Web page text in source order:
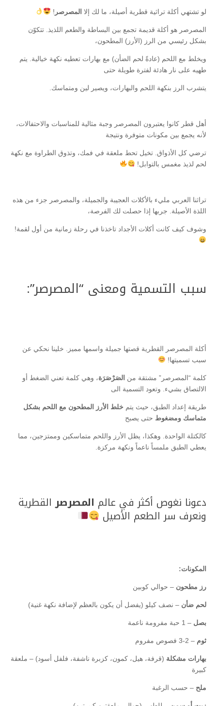
لو تشتهي أكلة تراثية قطرية أصيلة، ما لك إلا المصرصر !
المصرصر هو أكلة قديمة تجمع بين البساطة والطعم اللذيذ. تتكوّن
بشكل رئيسي من الرز (الأرز) المطحون،
ويخلط مع اللحم (عادةً لحم الضأن) مع بهارات تعطيه نكهة خيالية. يتم
طهيه على نار هادئة لفترة طويلة حتى
يتشرب الرز بنكهة اللحم والبهارات، ويصير لين ومتماسك.
أهل قطر كانوا يعتبرون المصرصر وجبة مثالية للمناسبات والاحتفالات،
لأنه يجمع بين مكونات متوفرة ونتيجة
ترضي كل الأذواق. تخيل تحط ملعقة في فمك، وتذوق الطراوة مع نكهة
لحم لذيذ مغمس بالتوابل!
تراثنا العربي مليء بالأكلات العجيبة والجميلة، والمصرصر جزء من هذه
اللذة الأصيلة. جربها إذا حصلت لك الفرصة،
وشوف كيف كانت أكلات الأجداد تاخذنا في رحلة زمانية من أول لقمة!
سبب التسمية ومعنى “المصرصر”:
أكلة المصرصر القطرية قصتها جميلة واسمها مميز. خلينا نحكي عن
سبب تسميتها!
كلمة “المصرصر” مشتقة من الصَرْصَرَة، وهي كلمة تعني الضغط أو
الالتصاق بشيء. وتعود التسمية الى
طريقة إعداد الطبق، حيث يتم خلط الأرز المطحون مع اللحم بشكل
متماسك ومضغوط حتى يصبح
كالكتلة الواحدة. وهكذا، يظل الأرز واللحم متماسكين وممتزجين، مما
يعطي الطبق ملمساً ناعماً ونكهة مركزة.
دعونا نغوص أكثر في عالم المصرصر القطرية
ونعرف سر الطعم الأصيل
المكونات:
رز مطحون – حوالي كوبين
لحم ضأن – نصف كيلو (يفضل أن يكون بالعظم لإضافة نكهة غنية)
بصل – 1 حبة مفرومة ناعمة
ثوم – 2-3 فصوص مفروم
بهارات مشكلة (قرفة، هيل، كمون، كزبرة ناشفة، فلفل أسود) – ملعقة
كبيرة
ملح – حسب الرغبة